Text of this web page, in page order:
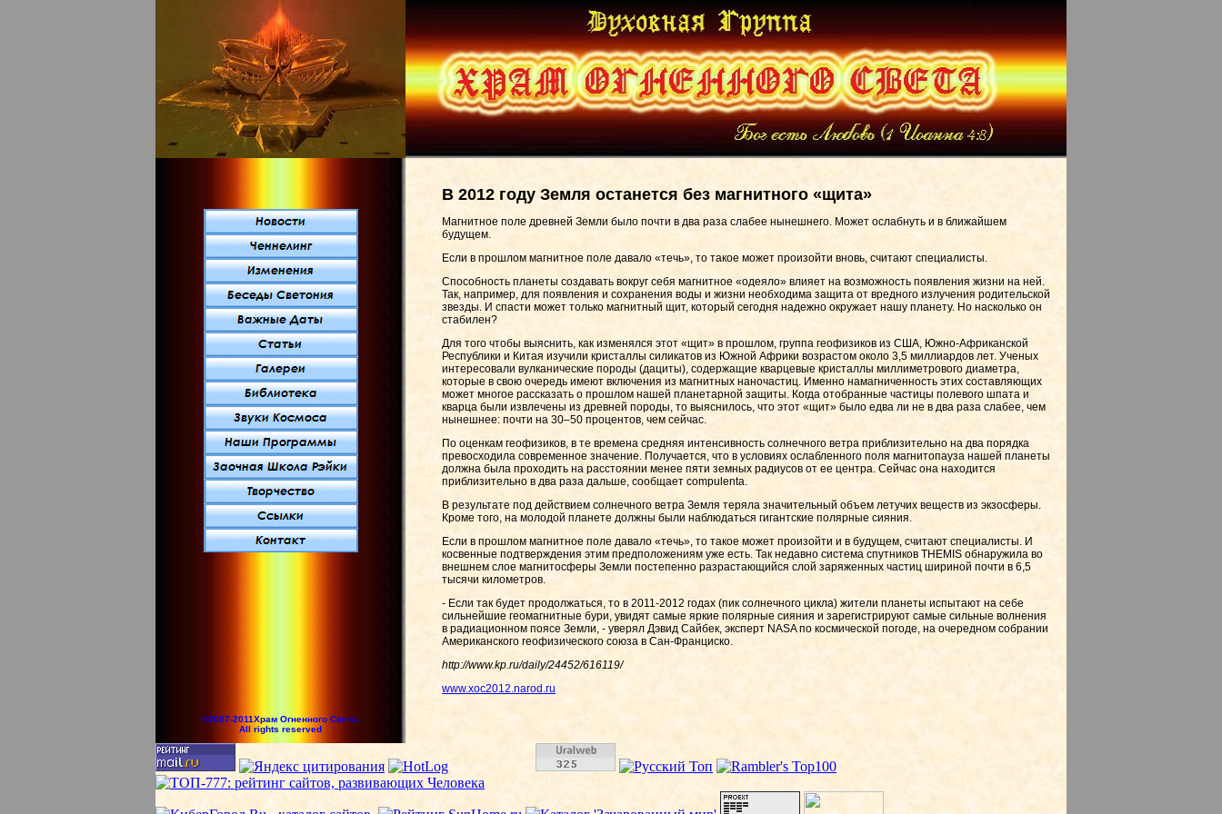
В 2012 году Земля останется без магнитного «щита»
Магнитное поле древней Земли было почти в два раза слабее нынешнего. Может ослабнуть и в ближайшем
будущем.
Если в прошлом магнитное поле давало «течь», то такое может произойти вновь, считают специалисты.
Способность планеты создавать вокруг себя магнитное «одеяло» влияет на возможность появления жизни на ней.
Так, например, для появления и сохранения воды и жизни необходима защита от вредного излучения родительской
звезды. И спасти может только магнитный щит, который сегодня надежно окружает нашу планету. Но насколько он
стабилен?
Для того чтобы выяснить, как изменялся этот «щит» в прошлом, группа геофизиков из США, Южно-Африканской
Республики и Китая изучили кристаллы силикатов из Южной Африки возрастом около 3,5 миллиардов лет. Ученых
интересовали вулканические породы (дациты), содержащие кварцевые кристаллы миллиметрового диаметра,
которые в свою очередь имеют включения из магнитных наночастиц. Именно намагниченность этих составляющих
может многое рассказать о прошлом нашей планетарной защиты. Когда отобранные частицы полевого шпата и
кварца были извлечены из древней породы, то выяснилось, что этот «щит» было едва ли не в два раза слабее, чем
нынешнее: почти на 30–50 процентов, чем сейчас.
По оценкам геофизиков, в те времена средняя интенсивность солнечного ветра приблизительно на два порядка
превосходила современное значение. Получается, что в условиях ослабленного поля магнитопауза нашей планеты
должна была проходить на расстоянии менее пяти земных радиусов от ее центра. Сейчас она находится
приблизительно в два раза дальше, сообщает compulenta.
В результате под действием солнечного ветра Земля теряла значительный объем летучих веществ из экзосферы.
Кроме того, на молодой планете должны были наблюдаться гигантские полярные сияния.
Если в прошлом магнитное поле давало «течь», то такое может произойти и в будущем, считают специалисты. И
косвенные подтверждения этим предположениям уже есть. Так недавно система спутников THEMIS обнаружила во
внешнем слое магнитосферы Земли постепенно разрастающийся слой заряженных частиц шириной почти в 6,5
тысячи километров.
- Если так будет продолжаться, то в 2011-2012 годах (пик солнечного цикла) жители планеты испытают на себе
сильнейшие геомагнитные бури, увидят самые яркие полярные сияния и зарегистрируют самые сильные волнения
в радиационном поясе Земли, - уверял Дэвид Сайбек, эксперт NASA по космической погоде, на очередном собрании
Американского геофизического союза в Сан-Франциско.
http://www.kp.ru/daily/24452/616119/
www.xoc2012.narod.ru
©2007-2011Храм Огненного Света.
All rights reserved